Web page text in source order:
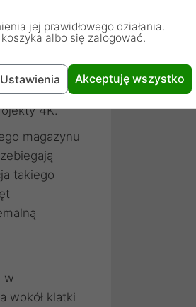
wideo,
nie
dla twórców,
4K.
magazynu
takiego
w
wokół klatki
jej prawidłowego działania.
albo się zalogować.
Ustawienia Akceptuję wszystko